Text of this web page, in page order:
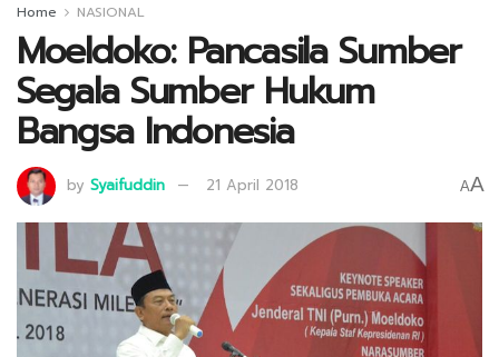
Home NASIONAL
Moeldoko: Pancasila Sumber
Segala Sumber Hukum
Bangsa Indonesia
by Syaifuddin 21 April 2018 AA